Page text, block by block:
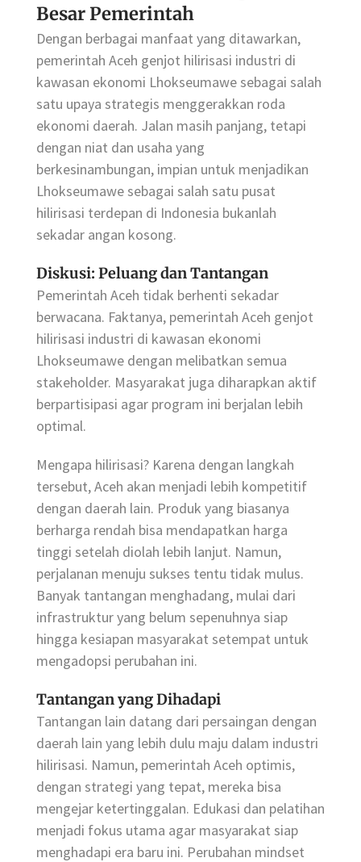
Besar Pemerintah
Dengan berbagai manfaat yang ditawarkan,
pemerintah Aceh genjot hilirisasi industri di
kawasan ekonomi Lhokseumawe sebagai salah
satu upaya strategis menggerakkan roda
ekonomi daerah. Jalan masih panjang, tetapi
dengan niat dan usaha yang
berkesinambungan, impian untuk menjadikan
Lhokseumawe sebagai salah satu pusat
hilirisasi terdepan di Indonesia bukanlah
sekadar angan kosong.
Diskusi: Peluang dan Tantangan
Pemerintah Aceh tidak berhenti sekadar
berwacana. Faktanya, pemerintah Aceh genjot
hilirisasi industri di kawasan ekonomi
Lhokseumawe dengan melibatkan semua
stakeholder. Masyarakat juga diharapkan aktif
berpartisipasi agar program ini berjalan lebih
optimal.
Mengapa hilirisasi? Karena dengan langkah
tersebut, Aceh akan menjadi lebih kompetitif
dengan daerah lain. Produk yang biasanya
berharga rendah bisa mendapatkan harga
tinggi setelah diolah lebih lanjut. Namun,
perjalanan menuju sukses tentu tidak mulus.
Banyak tantangan menghadang, mulai dari
infrastruktur yang belum sepenuhnya siap
hingga kesiapan masyarakat setempat untuk
mengadopsi perubahan ini.
Tantangan yang Dihadapi
Tantangan lain datang dari persaingan dengan
daerah lain yang lebih dulu maju dalam industri
hilirisasi. Namun, pemerintah Aceh optimis,
dengan strategi yang tepat, mereka bisa
mengejar ketertinggalan. Edukasi dan pelatihan
menjadi fokus utama agar masyarakat siap
menghadapi era baru ini. Perubahan mindset